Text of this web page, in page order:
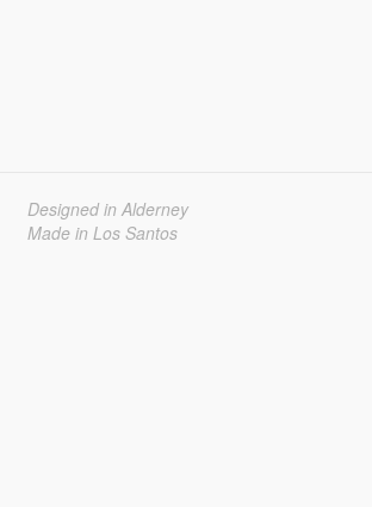
Designed in Alderney
Made in Los Santos